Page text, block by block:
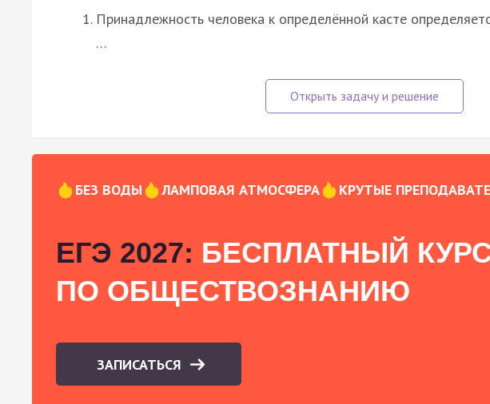
Принадлежность человека к определённой касте
…
БЕЗ ВОДЫ ЛАМПОВАЯ АТМОСФЕРА КРУТЫЕ
ЕГЭ 2027: БЕСПЛАТНЫЙ
ПО ОБЩЕСТВОЗНАНИЮ
ЗАПИСАТЬСЯ